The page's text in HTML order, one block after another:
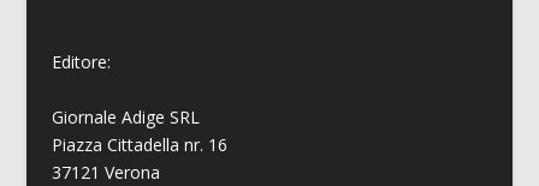
Editore:
Giornale Adige SRL
Piazza Cittadella nr. 16
37121 Verona